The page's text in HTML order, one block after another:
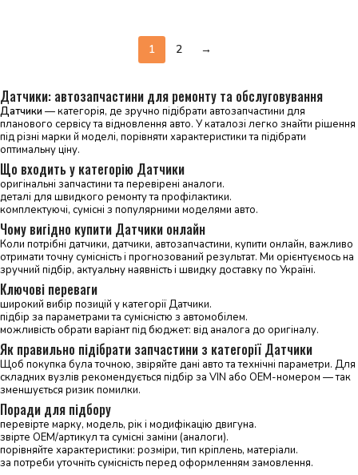
1 2 →
Датчики: автозапчастини для ремонту та обслуговування
Датчики — категорія, де зручно підібрати автозапчастини для
планового сервісу та відновлення авто. У каталозі легко знайти рішення
під різні марки й моделі, порівняти характеристики та підібрати
оптимальну ціну.
Що входить у категорію Датчики
оригінальні запчастини та перевірені аналоги.
деталі для швидкого ремонту та профілактики.
комплектуючі, сумісні з популярними моделями авто.
Чому вигідно купити Датчики онлайн
Коли потрібні датчики, датчики, автозапчастини, купити онлайн, важливо
отримати точну сумісність і прогнозований результат. Ми орієнтуємось на
зручний підбір, актуальну наявність і швидку доставку по Україні.
Ключові переваги
широкий вибір позицій у категорії Датчики.
підбір за параметрами та сумісністю з автомобілем.
можливість обрати варіант під бюджет: від аналога до оригіналу.
Як правильно підібрати запчастини з категорії Датчики
Щоб покупка була точною, звіряйте дані авто та технічні параметри. Для
складних вузлів рекомендується підбір за VIN або OEM-номером — так
зменшується ризик помилки.
Поради для підбору
перевірте марку, модель, рік і модифікацію двигуна.
звірте OEM/артикул та сумісні заміни (аналоги).
порівняйте характеристики: розміри, тип кріплень, матеріали.
за потреби уточніть сумісність перед оформленням замовлення.